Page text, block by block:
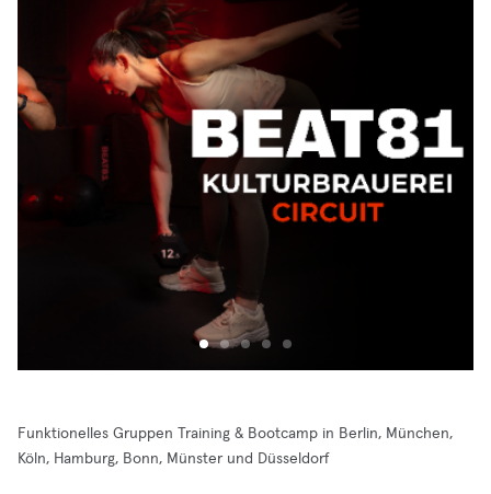
Funktionelles Gruppen Training & Bootcamp in Berlin, München,
Köln, Hamburg, Bonn, Münster und Düsseldorf